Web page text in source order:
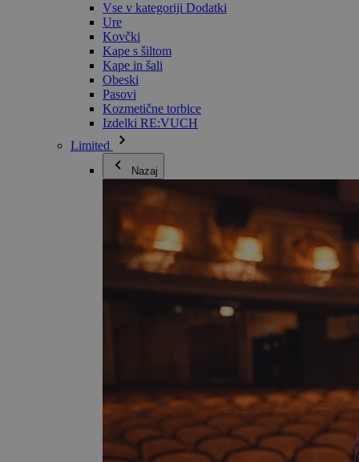
Vse v kategoriji Dodatki
Ure
Kovčki
Kape s šiltom
Kape in šali
Obeski
Pasovi
Kozmetične torbice
Izdelki RE:VUCH
Limited
Nazaj